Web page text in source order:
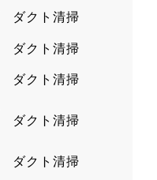
ダクト清掃
ダクト清掃
ダクト清掃
ダクト清掃
ダクト清掃